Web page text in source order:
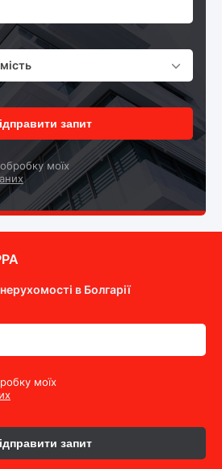
запит
моїх
в Болгарії
моїх
запит